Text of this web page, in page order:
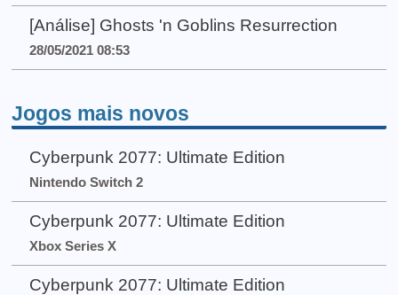
[Análise] Ghosts 'n Goblins Resurrection
28/05/2021 08:53
Jogos mais novos
Cyberpunk 2077: Ultimate Edition
Nintendo Switch 2
Cyberpunk 2077: Ultimate Edition
Xbox Series X
Cyberpunk 2077: Ultimate Edition